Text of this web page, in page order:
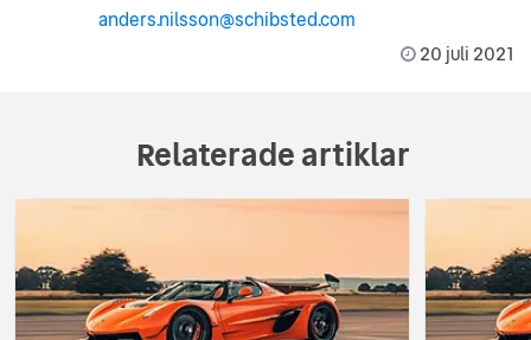
anders.nilsson@schibsted.com
20 juli 2021
Relaterade artiklar